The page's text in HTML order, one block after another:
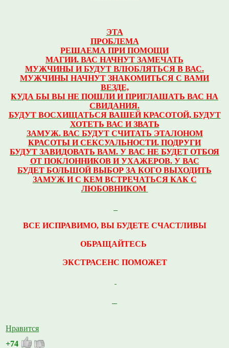
ЭТА
ПРОБЛЕМА
РЕШАЕМА ПРИПОМОЩИ
МАГИИ. ВАС НАЧНУТ ЗАМЕЧАТЬ
МУЖЧИНЫ И БУДУТ ВЛЮБЛЯТЬСЯ В ВАС.
МУЖЧИНЫ НАЧНУТ ЗНАКОМИТЬСЯ С ВАМИ
ВЕЗДЕ,
КУДА БЫ ВЫ НЕ ПОШЛИ И ПРИГЛАШАТЬ ВАС НА
СВИДАНИЯ.
БУДУТ ВОСХИЩАТЬСЯ ВАШЕЙ КРАСОТОЙ, БУДУТ
ХОТЕТЬ ВАС И ЗВАТЬ
ЗАМУЖ. ВАС БУДУТ СЧИТАТЬ ЭТАЛОНОМ
КРАСОТЫ И СЕКСУАЛЬНОСТИ. ПОДРУГИ
БУДУТ ЗАВИДОВАТЬ ВАМ. У ВАС НЕ БУДЕТ ОТБОЯ
ОТ ПОКЛОННИКОВ И УХАЖЕРОВ. У ВАС
БУДЕТ БОЛЬШОЙ ВЫБОР ЗА КОГО ВЫХОДИТЬ
ЗАМУЖ И С КЕМ ВСТРЕЧАТЬСЯ КАК С
ЛЮБОВНИКОМ
ВСЕ ИСПРАВИМО, ВЫ БУДЕТЕ СЧАСТЛИВЫ
ОБРАЩАЙТЕСЬ
ЭКСТРАСЕНС ПОМОЖЕТ
Нравится
+74